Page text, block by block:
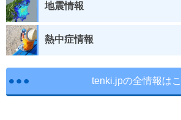
地震情報
熱中症情報
tenki.jpの全情報は